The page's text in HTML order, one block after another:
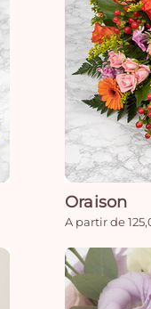
Oraison
A partir de